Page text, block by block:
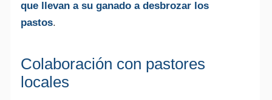
que llevan a su ganado a desbrozar los
pastos.
Colaboración con pastores
locales